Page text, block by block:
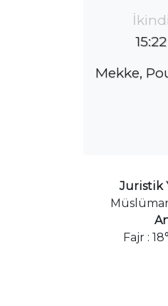
İkindi
15:22
Mekke,
Juristik
Fajr :